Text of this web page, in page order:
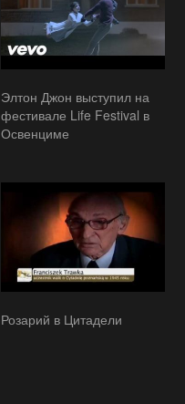
Элтон Джон выступил на
фестивале Life Festival в
Освенциме
Розарий в Цитадели